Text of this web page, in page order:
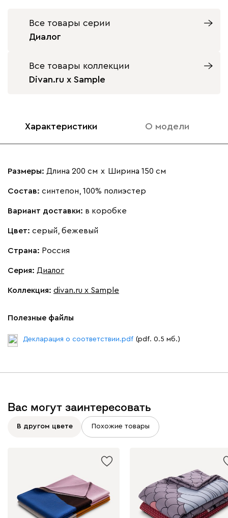
Все товары серии
Диалог
Все товары коллекции
Divan.ru x Sample
Характеристики О модели
Размеры: Длина 200 см х Ширина 150 см
Состав: синтепон, 100% полиэстер
Вариант доставки: в коробке
Цвет: серый, бежевый
Страна: Россия
Серия: Диалог
Коллекция: divan.ru x Sample
Полезные файлы
Декларация о соответствии.pdf (pdf. 0.5 мб.)
Вас могут заинтересовать
В другом цвете Похожие товары